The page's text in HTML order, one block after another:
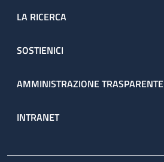
LA RICERCA
SOSTIENICI
AMMINISTRAZIONE TRASPARENTE
INTRANET